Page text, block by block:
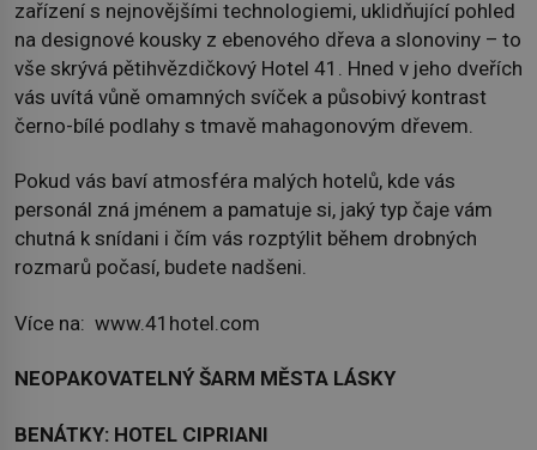
zařízení s nejnovějšími technologiemi, uklidňující pohled
na designové kousky z ebenového dřeva a slonoviny – to
vše skrývá pětihvězdičkový Hotel 41. Hned v jeho dveřích
vás uvítá vůně omamných svíček a působivý kontrast
černo-bílé podlahy s tmavě mahagonovým dřevem.
Pokud vás baví atmosféra malých hotelů, kde vás
personál zná jménem a pamatuje si, jaký typ čaje vám
chutná k snídani i čím vás rozptýlit během drobných
rozmarů počasí, budete nadšeni.
Více na: www.41hotel.com
NEOPAKOVATELNÝ ŠARM MĚSTA LÁSKY
BENÁTKY: HOTEL CIPRIANI